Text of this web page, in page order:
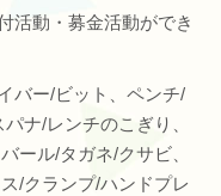
活動・募金活動ができ
バー/ビット、ペンチ/
ナ/レンチのこぎり、
ール/タガネ/クサビ、
/クランプ/ハンドプレ